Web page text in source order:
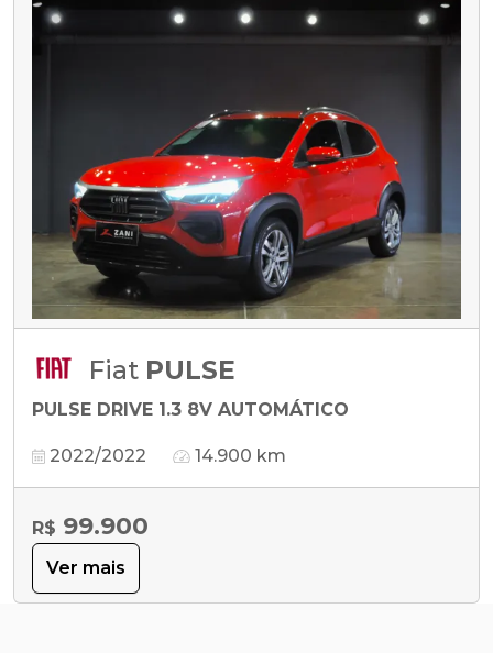
Fiat PULSE
PULSE DRIVE 1.3 8V AUTOMÁTICO
2022/2022 14.900 km
R$ 99.900
Ver mais